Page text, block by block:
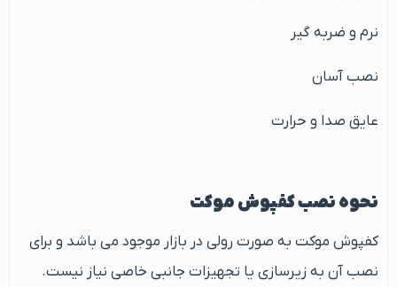
نرم و ضربه گیر
نصب آسان
عایق صدا و حرارت
نحوه نصب کفپوش موکت
کفپوش موکت به صورت رولی در بازار موجود می باشد و برای
نصب آن به زیرسازی یا تجهیزات جانبی خاصی نیاز نیست.